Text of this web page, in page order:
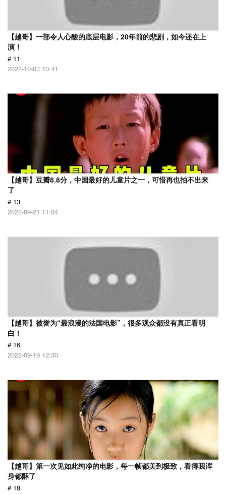
【越哥】一部令人心酸的底层电影，20年前的悲剧，如今还在上
演！
# 11
2022-10-03 10:41
【越哥】豆瓣8.8分，中国最好的儿童片之一，可惜再也拍不出来
了
# 13
2022-09-21 11:04
【越哥】被誉为“最浪漫的法国电影”，很多观众都没有真正看明
白！
# 16
2022-09-19 12:30
【越哥】第一次见如此纯净的电影，每一帧都美到极致，看得我浑
身都酥了
# 18